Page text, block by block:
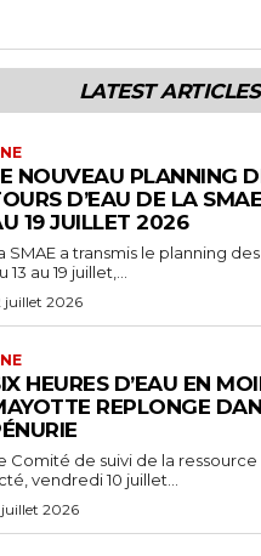
LATEST ARTICLES
NOUVEAU PLANNING
D’EAU DE LA
19 JUILLET 2026
SMAE a transmis le planning
13 au 19 juillet,...
juillet 2026
HEURES D’EAU EN
REPLONGE
Comité de suivi de la ressource
vendredi 10 juillet...
juillet 2026